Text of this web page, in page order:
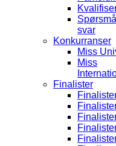
svar
Konkurranser
Miss
Miss
Finalister